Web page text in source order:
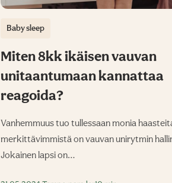
Baby sleep
Miten 8kk ikäisen vauvan
unitaantumaan kannattaa
reagoida?
Vanhemmuus tuo tullessaan monia
merkittävimmistä on vauvan unirytmin
Jokainen lapsi on…